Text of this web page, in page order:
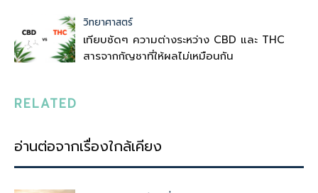
วิทยาศาสตร์
เทียบชัดๆ ความต่างระหว่าง CBD และ THC
สารจากกัญชาที่ให้ผลไม่เหมือนกัน
RELATED
อ่านต่อจากเรื่องใกล้เคียง